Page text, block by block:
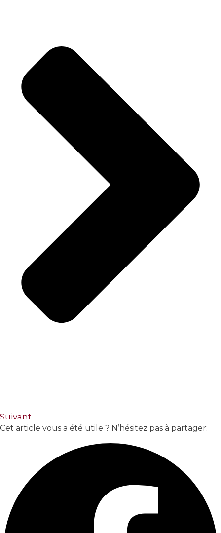
Suivant
Cet article vous a été utile ? N’hésitez pas à partager: